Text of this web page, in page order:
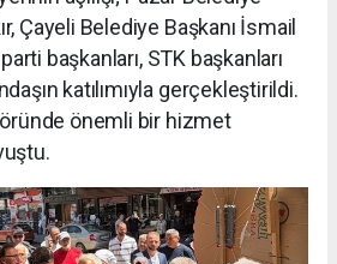
Çayeli Belediye Başkanı İsmail
başkanları, STK başkanları
katılımıyla gerçekleştirildi.
önemli bir hizmet